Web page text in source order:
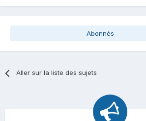
Abonnés
Aller sur la liste des sujets